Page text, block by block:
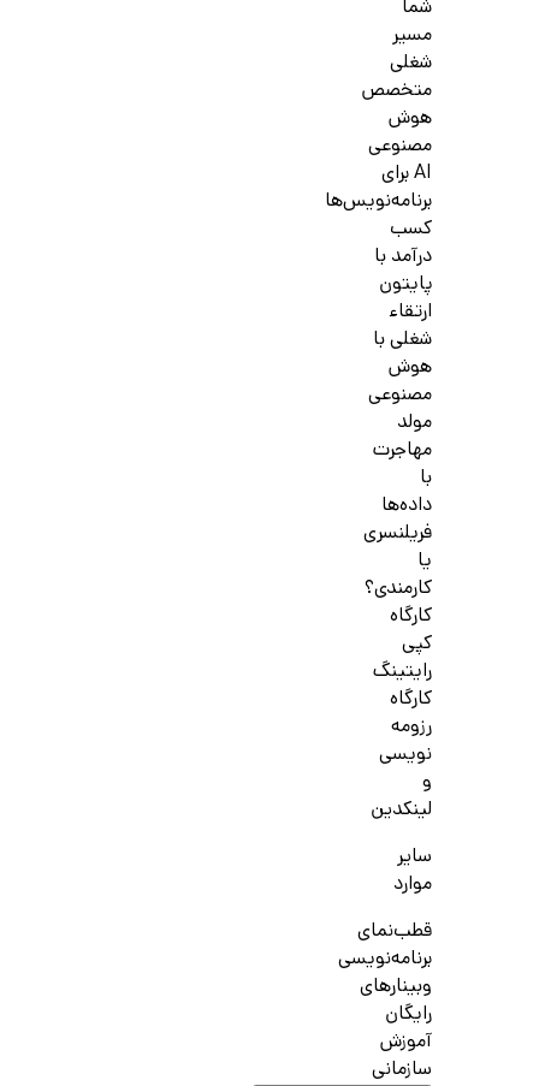
شما
مسیر
شغلی
متخصص
هوش
مصنوعی
AI برای
برنامه‌نویس‌ها
کسب
درآمد با
پایتون
ارتقاء
شغلی با
هوش
مصنوعی
مولد
مهاجرت
با
داده‌ها
فریلنسری
یا
کارمندی؟
کارگاه
کپی
رایتینگ
کارگاه
رزومه
نویسی
و
لینکدین
سایر
موارد
قطب‌نمای
برنامه‌نویسی
وبینارهای
رایگان
آموزش
سازمانی